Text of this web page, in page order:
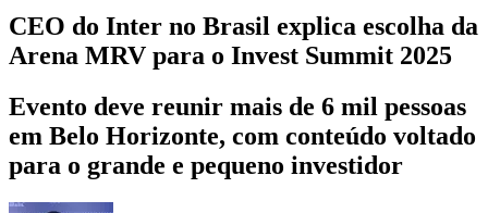
CEO do Inter no Brasil explica escolha da
Arena MRV para o Invest Summit 2025
Evento deve reunir mais de 6 mil pessoas
em Belo Horizonte, com conteúdo voltado
para o grande e pequeno investidor